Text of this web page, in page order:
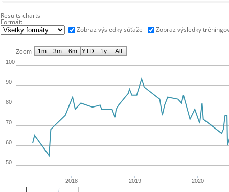
Results charts
Formát:
Zobraz výsledky súťaže
Zobraz výsledky
Zoom
2018 2019 2020
50
60
70
80
90
100
1m 3m 6m YTD 1y All